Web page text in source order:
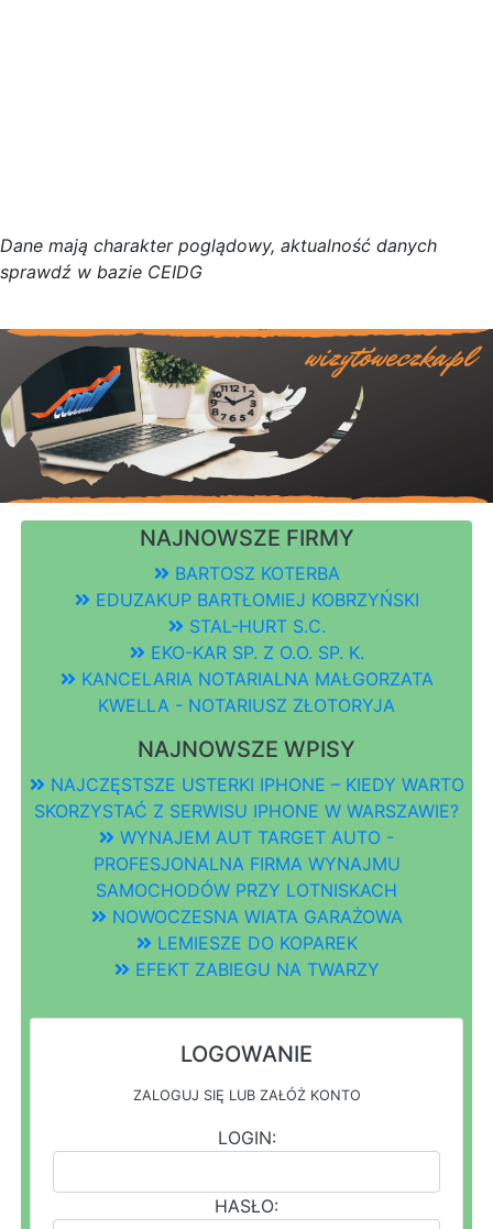
Dane mają charakter poglądowy, aktualność danych
sprawdź w bazie CEIDG
NAJNOWSZE FIRMY
BARTOSZ KOTERBA
EDUZAKUP BARTŁOMIEJ KOBRZYŃSKI
STAL-HURT S.C.
EKO-KAR SP. Z O.O. SP. K.
KANCELARIA NOTARIALNA MAŁGORZATA
KWELLA - NOTARIUSZ ZŁOTORYJA
NAJNOWSZE WPISY
NAJCZĘSTSZE USTERKI IPHONE – KIEDY WARTO
SKORZYSTAĆ Z SERWISU IPHONE W WARSZAWIE?
WYNAJEM AUT TARGET AUTO -
PROFESJONALNA FIRMA WYNAJMU
SAMOCHODÓW PRZY LOTNISKACH
NOWOCZESNA WIATA GARAŻOWA
LEMIESZE DO KOPAREK
EFEKT ZABIEGU NA TWARZY
LOGOWANIE
ZALOGUJ SIĘ LUB ZAŁÓŻ KONTO
LOGIN:
HASŁO: